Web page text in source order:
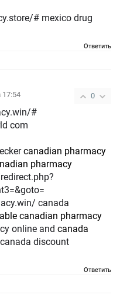
# mexico drug
Ответить
0
17:54
#
com
canadian pharmacy
pharmacy
canada
canadian pharmacy
online and canada
canada discount
Ответить